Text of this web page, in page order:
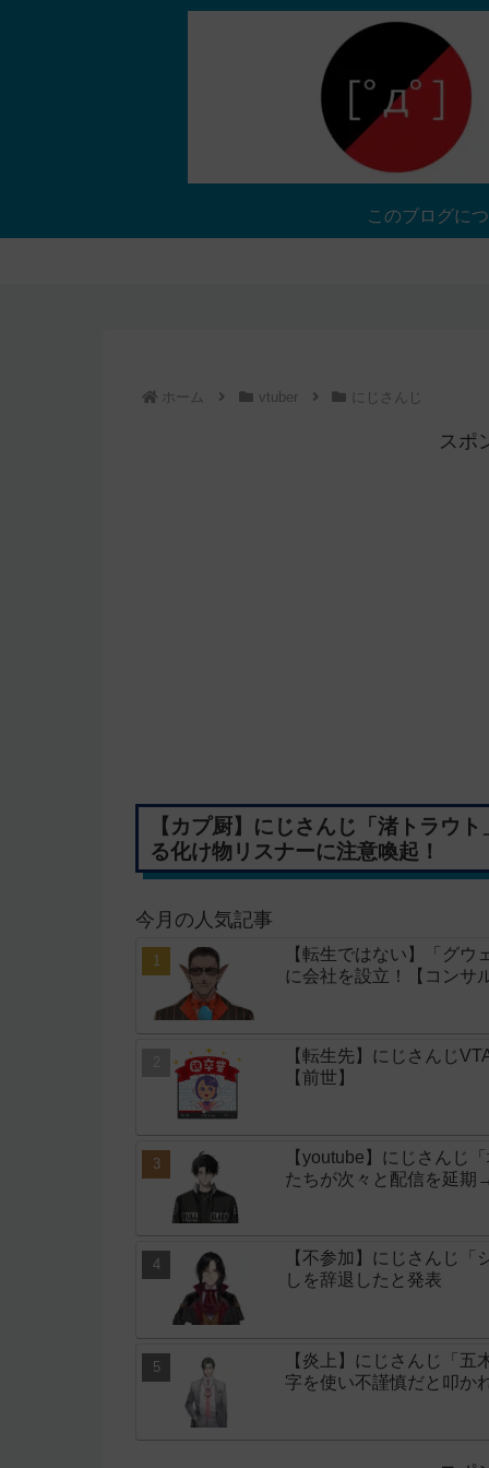
このブログに
ホーム vtuber にじさんじ
スポ
【カプ厨】にじさんじ「渚トラウ
る化け物リスナーに注意喚起！
今月の人気記事
【転生ではない】「グ
に会社を設立！【コンサ
【転生先】にじさんじ
【前世】
【youtube】にじさんじ
たちが次々と配信を延期
【不参加】にじさんじ
しを辞退したと発表
【炎上】にじさんじ「
字を使い不謹慎だと叩か